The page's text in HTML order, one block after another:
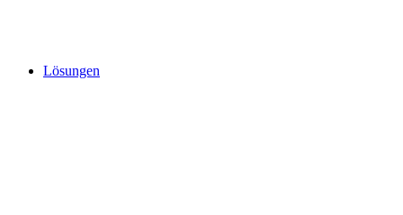
Lösungen